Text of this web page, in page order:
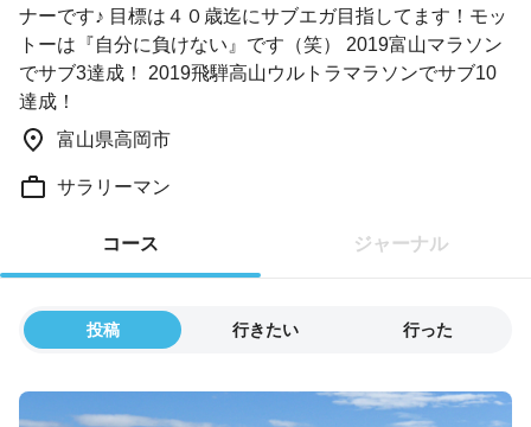
ナーです♪ 目標は４０歳迄にサブエガ目指してます！モッ
トーは『自分に負けない』です（笑） 2019富山マラソン
でサブ3達成！ 2019飛騨高山ウルトラマラソンでサブ10
達成！
富山県高岡市
サラリーマン
コース ジャーナル
投稿 行きたい 行った